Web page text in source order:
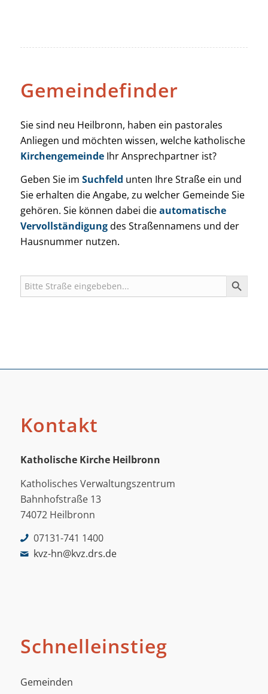
Gemeinde­finder
Sie sind neu Heilbronn, haben ein pastorales
Anliegen und möchten wissen, welche katholische
Kirchen­gemeindeIhr Ansprechpartner ist?
Geben Sie im Suchfeld unten Ihre Straße ein und
Sie erhalten die Angabe, zu welcher Gemeinde Sie
gehören. Sie können dabei dieautomatische
Vervollständigungdes Straßennamens und der
Hausnummer nutzen.
Search
for: Search Button
Kontakt
Katholische Kirche Heilbronn
Katholisches Verwaltungszentrum
Bahnhofstraße 13
74072 Heilbronn
07131-741 1400
kvz-hn@kvz.drs.de
Schnelleinstieg
Gemeinden